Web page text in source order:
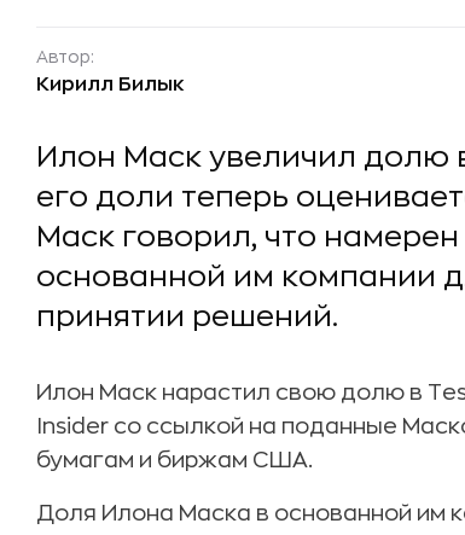
Автор:
Кирилл Билык
Илон Маск увеличил долю
его доли теперь
Маск говорил, что
основанной им компании
принятии решений.
Илон Маск нарастил свою долю в
Insider со ссылкой на поданные
бумагам и биржам США.
Доля Илона Маска в основанной им